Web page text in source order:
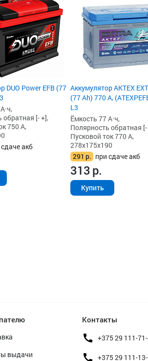
DUO Power EFB (77
обратная [- +],
750 А,
акб
Аккумулятор AKTEX
(77 Ah) 770 А,
L3
Ёмкость 77 А·ч,
Полярность обратная [-
Пусковой ток 770 А,
278x175x190
291 р. при сдаче акб
313р.
Купить
выдачи
Контакты
+375 29 111-
+375 29 111-